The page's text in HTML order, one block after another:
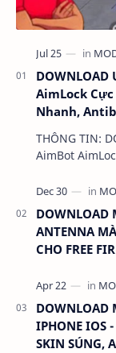
AimLock
Nhanh,
THÔNG TIN: DOWNLOAD Update Menu Rời inJector V1
AimBot
DOWNLOAD
ANTENNA
CHO FREE
DOWNLOAD
IPHONE IOS
SKIN SÚNG,